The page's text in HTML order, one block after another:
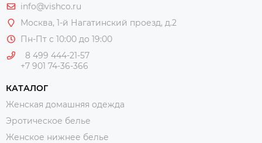
info@vishco.ru
Москва, 1-й Нагатинский проезд, д.2
Пн-Пт с 10:00 до 19:00
8 499 444-21-57
+7 901 74-36-366
КАТАЛОГ
Женская домашняя одежда
Эротическое белье
Женское нижнее белье